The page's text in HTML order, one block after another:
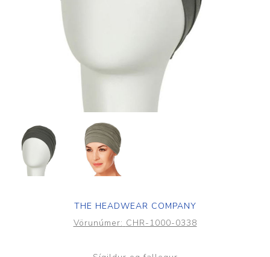
THE HEADWEAR COMPANY
Vörunúmer: CHR-1000-0338